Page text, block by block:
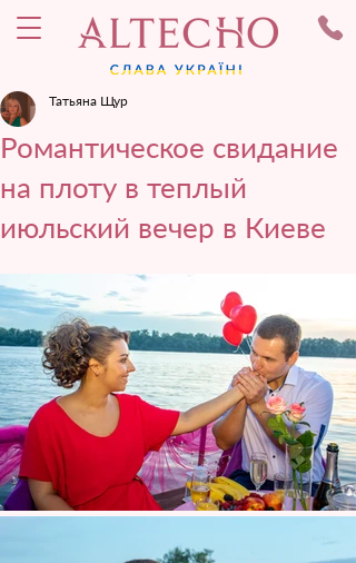
Романтическое свидание
на плоту в теплый
июльский вечер в Киеве
Татьяна Щур